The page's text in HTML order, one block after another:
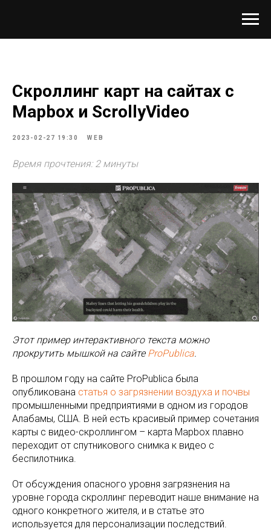
Скроллинг карт на сайтах с
Mapbox и ScrollyVideo
2023-02-27 19:30 WEB
Время прочтения: 2 минуты
Этот пример интерактивного текста можно
прокрутить мышкой на сайте ProPublica.
В прошлом году на сайте ProPublica была
опубликована статья о загрязнении воздуха и почвы
промышленными предприятиями в одном из городов
Алабамы, США. В ней есть красивый пример сочетания
карты с видео-скроллингом – карта Mapbox плавно
переходит от спутникового снимка к видео с
беспилотника.
От обсуждения опасного уровня загрязнения на
уровне города скроллинг переводит наше внимание на
одного конкретного жителя, и в статье это
используется для персонализации последствий.